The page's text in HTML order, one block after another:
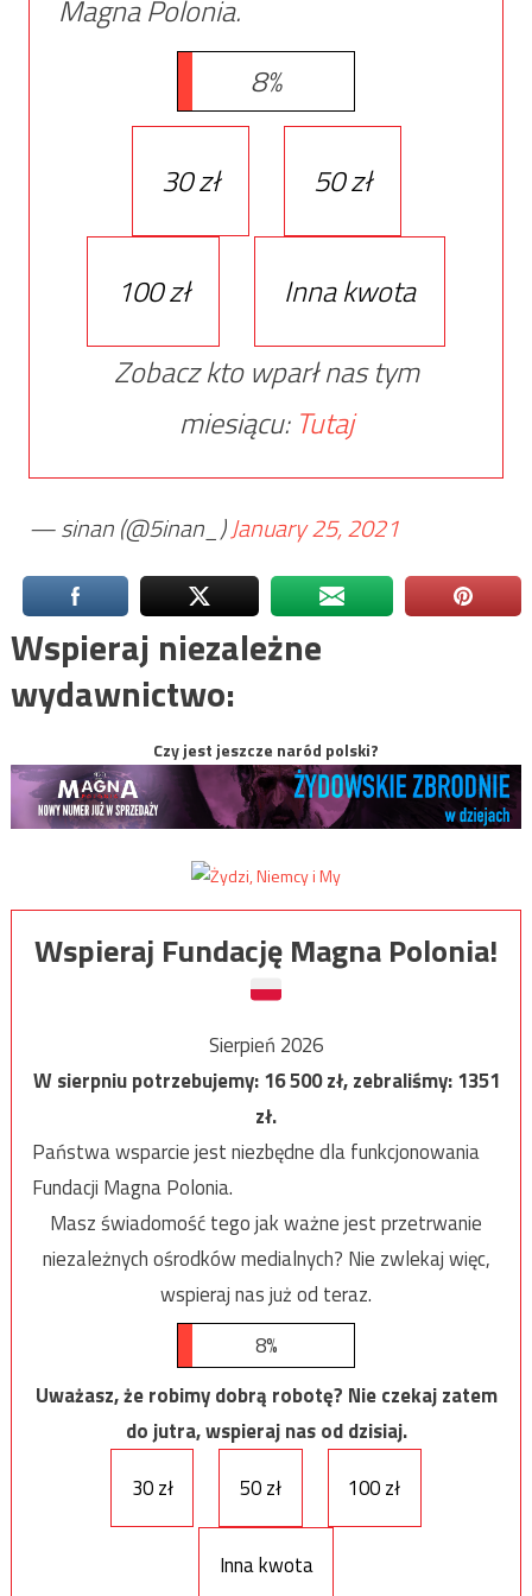
Magna Polonia.
8%
30 zł 50 zł
100 zł
Inna kwota
Zobacz kto wparł nas tym
miesiącu: Tutaj
— sinan (@5inan_)January 25, 2021
Wspieraj niezależne
wydawnictwo:
Czy jest jeszcze naród polski?
Wspieraj Fundację Magna Polonia!
Sierpień 2026
W sierpniu potrzebujemy:16 500zł, zebraliśmy:1351
zł.
Państwa wsparcie jest niezbędne dla funkcjonowania
Fundacji Magna Polonia.
Masz świadomość tego jak ważne jest przetrwanie
niezależnych ośrodków medialnych? Nie zwlekaj więc,
wspieraj nas już od teraz.
8%
Uważasz, że robimy dobrą robotę? Nie czekaj zatem
do jutra, wspieraj nas od dzisiaj.
30 zł
50 zł 100 zł
Inna kwota